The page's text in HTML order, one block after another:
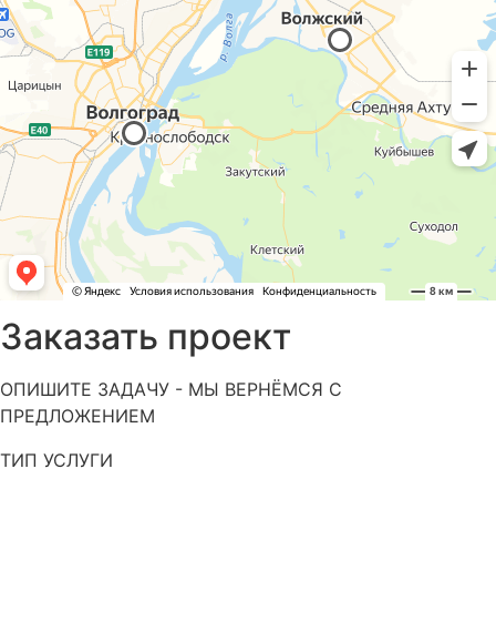
Заказать проект
ОПИШИТЕ ЗАДАЧУ - МЫ ВЕРНЁМСЯ С
ПРЕДЛОЖЕНИЕМ
ТИП УСЛУГИ